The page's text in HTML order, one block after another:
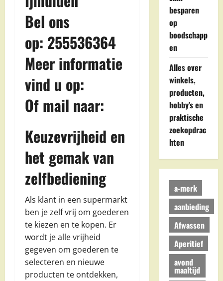
Bel ons
op: 255536364
Meer informatie
vind u op:
Of mail naar:
Keuzevrijheid en
het gemak van
zelfbediening
Als klant in een supermarkt
ben je zelf vrij om goederen
te kiezen en te kopen. Er
wordt je alle vrijheid
gegeven om goederen te
selecteren en nieuwe
producten te ontdekken,
besparen
op
boodschapp
en
Alles over
winkels,
producten,
hobby’s en
praktische
zoekopdrac
hten
a-merk
aanbieding
Afwassen
Aperitief
avond
maaltijd